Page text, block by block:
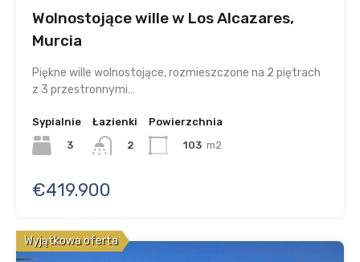
Wolnostojące wille w Los Alcazares,
Murcia
Piękne wille wolnostojące, rozmieszczone na 2 piętrach
z 3 przestronnymi…
Sypialnie
3
Łazienki
2
Powierzchnia
103 m2
€419.900
Wyjątkowa oferta